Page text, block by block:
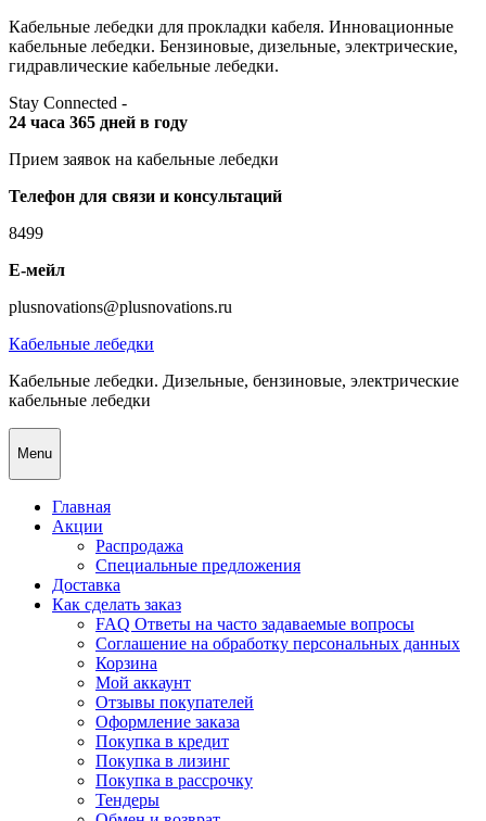
Skip
to
content
Кабельные лебедки для прокладки кабеля. Инновационные
кабельные лебедки. Бензиновые, дизельные, электрические,
гидравлические кабельные лебедки.
Stay Connected -
24 часа 365 дней в году
Прием заявок на кабельные лебедки
Телефон для связи и консультаций
8499
Е-мейл
plusnovations@plusnovations.ru
Кабельные лебедки
Кабельные лебедки. Дизельные, бензиновые, электрические
кабельные лебедки
Menu
Главная
Акции
Распродажа
Специальные предложения
Доставка
Как сделать заказ
FAQ Ответы на часто задаваемые вопросы
Соглашение на обработку персональных данных
Корзина
Мой аккаунт
Отзывы покупателей
Оформление заказа
Покупка в кредит
Покупка в лизинг
Покупка в рассрочку
Тендеры